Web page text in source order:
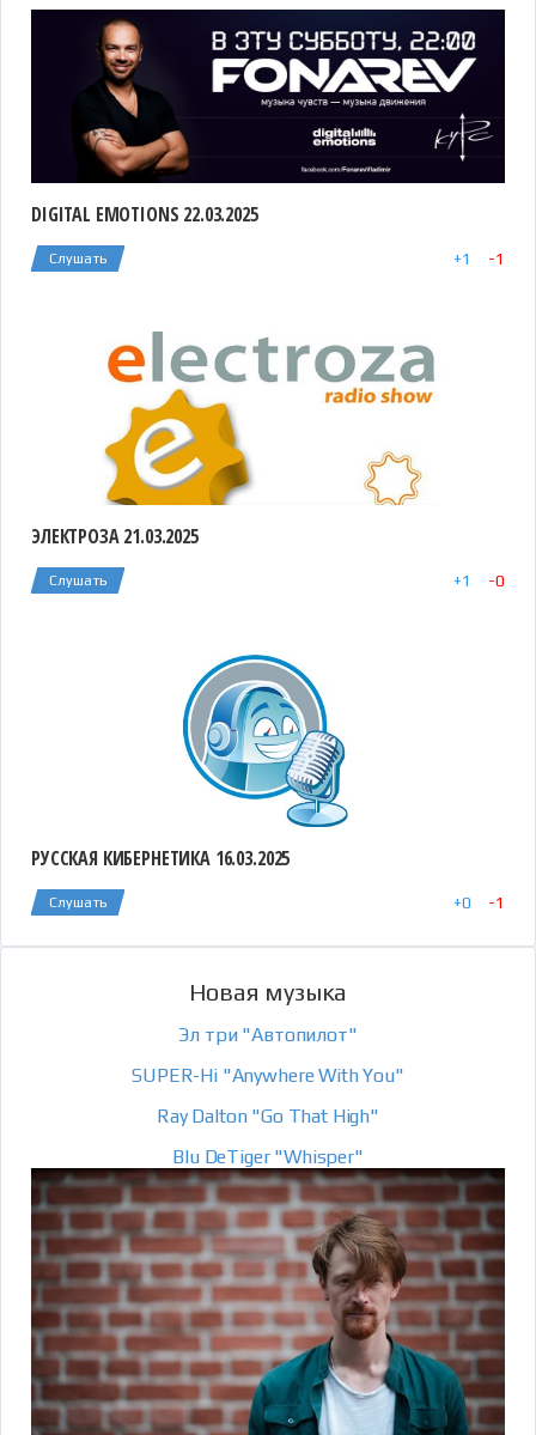
DIGITAL EMOTIONS 22.03.2025
Слушать +1 -1
ЭЛЕКТРОЗА 21.03.2025
Слушать +1 -0
РУССКАЯ КИБЕРНЕТИКА 16.03.2025
Слушать +0 -1
Новая музыка
Эл три "Автопилот"
SUPER-Hi "Anywhere With You"
Ray Dalton "Go That High"
Blu DeTiger "Whisper"